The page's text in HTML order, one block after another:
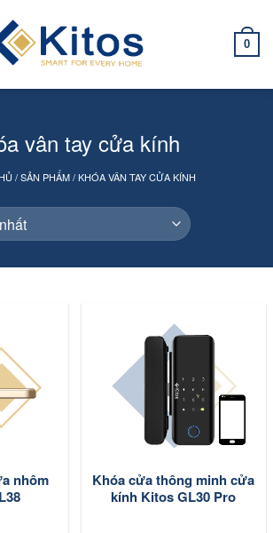
0
vân tay cửa kính
/SẢN PHẨM/KHÓA VÂN TAY CỬA KÍNH
nhôm
Khóa cửa thông minh cửa
kính Kitos GL30 Pro